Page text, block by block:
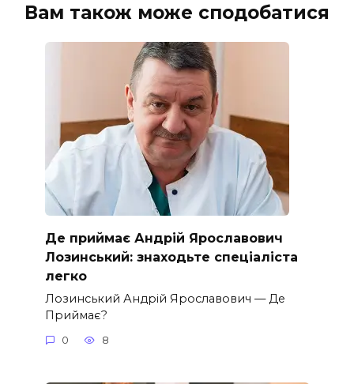
Вам також може сподобатися
Де приймає Андрій Ярославович
Лозинський: знаходьте спеціаліста
легко
Лозинський Андрій Ярославович — Де
Приймає?
0 8